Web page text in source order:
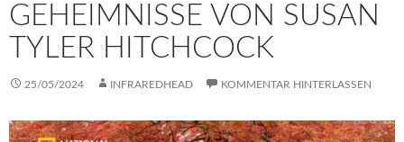
GEHEIMNISSE VON SUSAN
TYLER HITCHCOCK
25/05/2024 INFRAREDHEAD KOMMENTAR HINTERLASSEN